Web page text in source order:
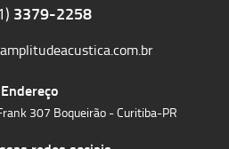
3379-2258
Endereço
307 Boqueirão - Curitiba-PR